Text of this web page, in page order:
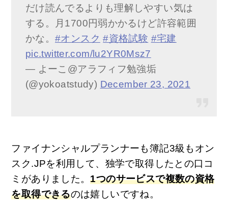
だけ読んでるよりも理解しやすい気は
する。月1700円弱かかるけど許容範囲
かな。#オンスク #資格試験 #宅建
pic.twitter.com/lu2YR0Msz7
— よーこ@アラフィフ勉強垢
(@yokoatstudy) December 23, 2021
ファイナンシャルプランナーも簿記3級もオン
スク.JPを利用して、独学で取得したとの口コ
ミがありました。1つのサービスで複数の資格
を取得できるのは嬉しいですね。